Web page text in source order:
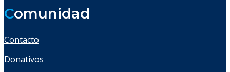
Comunidad
Contacto
Donativos